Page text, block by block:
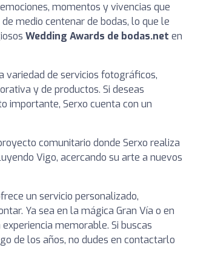
momentos y vivencias que
medio centenar de bodas, lo que le
Wedding Awards de bodas.net en
variedad de servicios fotográficos,
y de productos. Si deseas
importante, Serxo cuenta con un
comunitario donde Serxo realiza
Vigo, acercando su arte a nuevos
un servicio personalizado,
Ya sea en la mágica Gran Vía o en
memorable. Si buscas
de los años, no dudes en contactarlo